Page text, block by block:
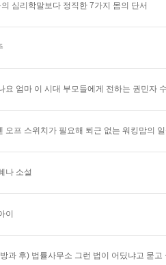
의 심리학말보다 정직한 7가지 몸의 단서
요 엄마 이 시대 부모들에게 전하는 권민자
오프 스위치가 필요해 퇴근 없는 워킹맘의
나 소설
이
과 후) 법률사무소 그런 법이 어딨냐고 묻고